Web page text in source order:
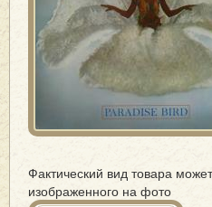
Фактический вид товара
изображенного на фото